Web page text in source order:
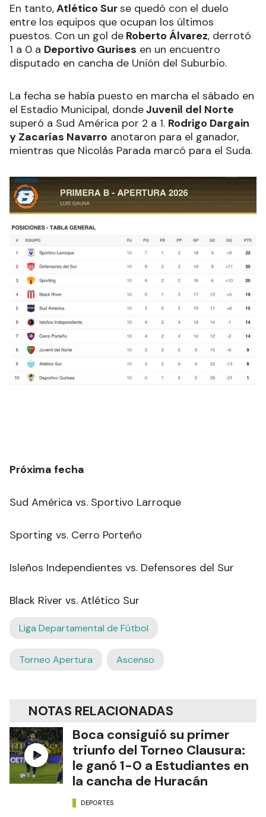
En tanto,Atlético Surse quedó con el duelo
entre los equipos que ocupan los últimos
puestos. Con un gol de Roberto Álvarez, derrotó
1 a 0 a Deportivo Gurises en un encuentro
disputado en cancha de Unión del Suburbio.
La fecha se había puesto en marcha el sábado en
el Estadio Municipal, dondeJuvenil del Norte
superó a Sud América por 2 a 1. Rodrigo Dargain
y Zacarías Navarro anotaron para el ganador,
mientras que Nicolás Parada marcó para el Suda.
Próxima fecha
Sud América vs. Sportivo Larroque
Sporting vs. Cerro Porteño
Isleños Independientes vs. Defensores del Sur
Black River vs. Atlético Sur
Liga Departamental de Fútbol
Torneo Apertura Ascenso
NOTAS RELACIONADAS
Boca consiguió su primer
triunfo del Torneo Clausura:
le ganó 1-0 a Estudiantes en
la cancha de Huracán
DEPORTES